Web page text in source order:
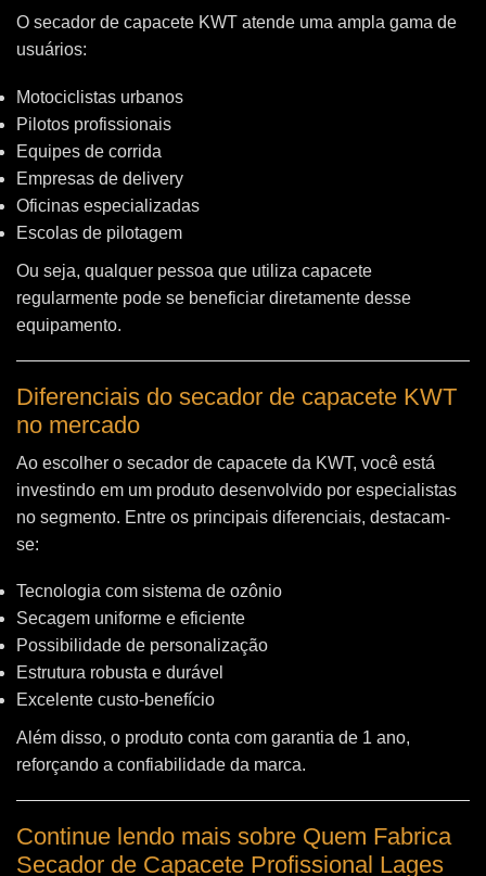
O secador de capacete KWT atende uma ampla gama de
usuários:
Motociclistas urbanos
Pilotos profissionais
Equipes de corrida
Empresas de delivery
Oficinas especializadas
Escolas de pilotagem
Ou seja, qualquer pessoa que utiliza capacete
regularmente pode se beneficiar diretamente desse
equipamento.
Diferenciais do secador de capacete KWT
no mercado
Ao escolher o secador de capacete da KWT, você está
investindo em um produto desenvolvido por especialistas
no segmento. Entre os principais diferenciais, destacam-
se:
Tecnologia com sistema de ozônio
Secagem uniforme e eficiente
Possibilidade de personalização
Estrutura robusta e durável
Excelente custo-benefício
Além disso, o produto conta com garantia de 1 ano,
reforçando a confiabilidade da marca.
Continue lendo mais sobre Quem Fabrica
Secador de Capacete Profissional Lages